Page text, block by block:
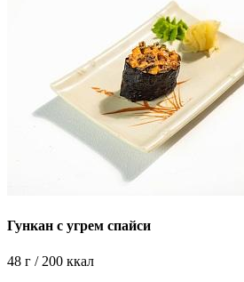
Гункан с угрем спайси
48 г / 200 ккал